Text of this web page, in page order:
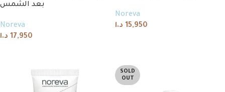
بعد الشمس
Noreva
17,950 د.ا
Noreva
15,950 د.ا
SOLD
OUT